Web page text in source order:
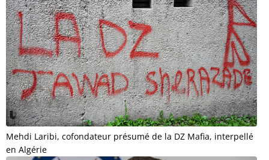
Mehdi Laribi, cofondateur présumé de la DZ Mafia, interpellé
en Algérie